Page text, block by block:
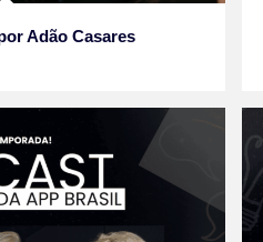
Adão Casares